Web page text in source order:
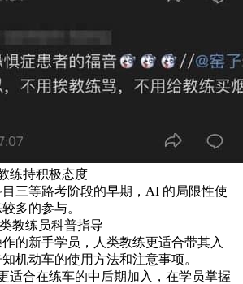
练持积极态度
三等路考阶段的早期，AI 的局限性使
多的参与。
教练员科普指导
的新手学员，人类教练更适合带其入
机动车的使用方法和注意事项。
适合在练车的中后期加入，在学员掌握